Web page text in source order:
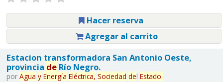
Hacer reserva
Agregar al carrito
Estacion transformadora San Antonio Oeste,
provincia deRío Negro.
por Agua y Energía Eléctrica, Sociedad del Estado.